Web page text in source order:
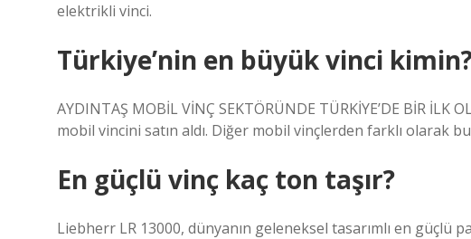
elektrikli vinci.
Türkiye’nin en büyük vinci
AYDINTAŞ MOBİL VİNÇ SEKTÖRÜNDE TÜRKİYE’DE BİR
mobil vincini satın aldı. Diğer mobil vinçlerden farklı olarak
En güçlü vinç kaç ton taşır?
Liebherr LR 13000, dünyanın geleneksel tasarımlı en güçlü